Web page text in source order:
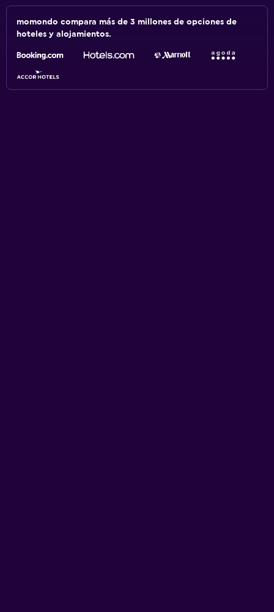
momondo compara más de 3 millones de opciones de
hoteles y alojamientos.